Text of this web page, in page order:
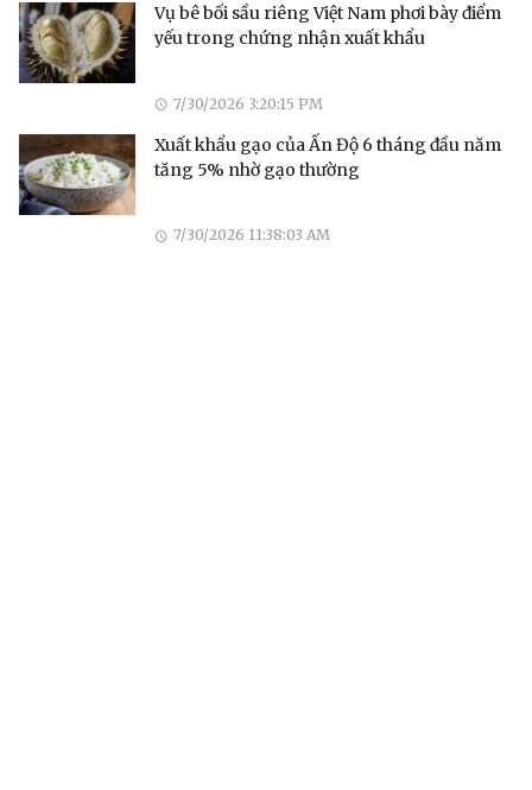
Vụ bê bối sầu riêng Việt Nam phơi bày điểm
yếu trong chứng nhận xuất khẩu
7/30/2026 3:20:15 PM
Xuất khẩu gạo của Ấn Độ 6 tháng đầu năm
tăng 5% nhờ gạo thường
7/30/2026 11:38:03 AM